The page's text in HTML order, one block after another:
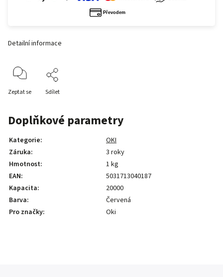
Detailní informace
Zeptat se Sdílet
Doplňkové parametry
Kategorie:
OKI
Záruka:
3 roky
Hmotnost:
1 kg
EAN:
5031713040187
Kapacita:
20000
Barva:
Červená
Pro značky: Oki